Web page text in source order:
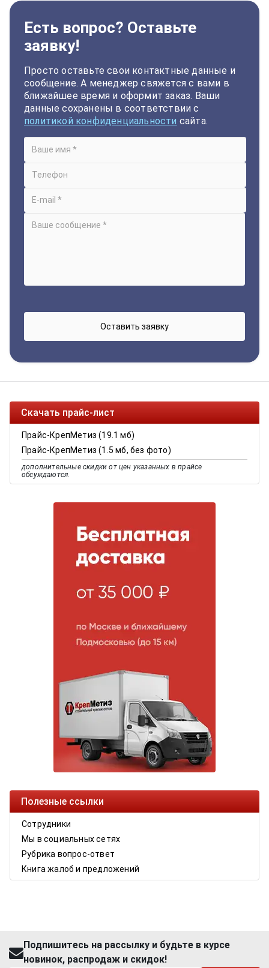
Есть вопрос? Оставьте
заявку!
Просто оставьте свои контактные данные и
сообщение. А менеджер свяжется с вами в
ближайшее время и оформит заказ. Ваши
данные сохранены в соответствии с
политикой конфиденциальности сайта.
Скачать прайс-лист
Прайс-КрепМетиз (19.1 мб)
Прайс-КрепМетиз (1.5 мб, без фото)
дополнительные скидки от цен указанных в прайсе
обсуждаются.
Полезные ссылки
Сотрудники
Мы в социальных сетях
Рубрика вопрос-ответ
Книга жалоб и предложений
Подпишитесь на рассылку и будьте в курсе
новинок, распродаж и скидок!